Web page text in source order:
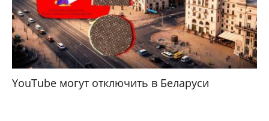
YouTube могут отключить в Беларуси